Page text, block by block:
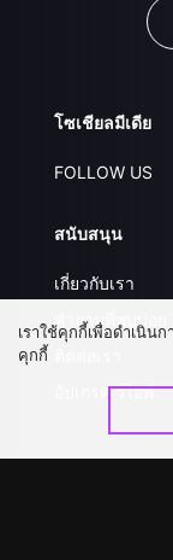
โซเชียลมีเดีย
FOLLOW US
สนับสนุน
เกี่ยวกับเรา
คำถามที่พบบ่อย
อัปเกรด วีไอพี
เราใช้คุกกี้เพื่อดำเนิน
คุกกี้